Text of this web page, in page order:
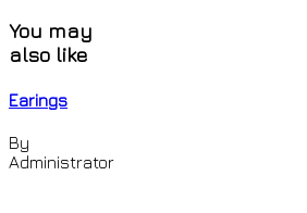
You may
also like
Earings
By
Administrator